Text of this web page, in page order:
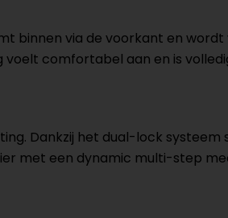
binnen via de voorkant en
comfortabel aan en is
Dankzij het dual-lock systeem
met een dynamic multi-step